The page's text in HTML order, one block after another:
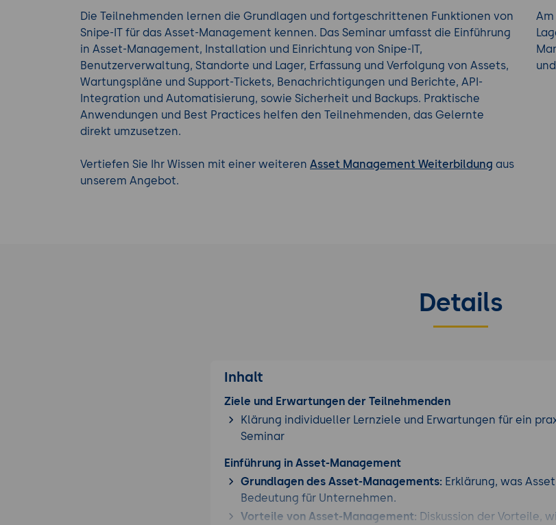
Die Teilnehmenden lernen die Grundlagen und fortgeschrittenen Funktionen von
Snipe-IT für das Asset-Management kennen. Das Seminar umfasst die Einführung
in Asset-Management, Installation und Einrichtung von Snipe-IT,
Benutzerverwaltung, Standorte und Lager, Erfassung und Verfolgung von Assets,
Wartungspläne und Support-Tickets, Benachrichtigungen und Berichte, API-
Integration und Automatisierung, sowie Sicherheit und Backups. Praktische
Anwendungen und Best Practices helfen den Teilnehmenden, das Gelernte
direkt umzusetzen.
Vertiefen Sie Ihr Wissen mit einer weiteren Asset Management Weiterbildung aus
unserem Angebot.
Details
Inhalt
Ziele und Erwartungen der Teilnehmenden
Klärung individueller Lernziele und Erwartungen für ein
Seminar
Einführung in Asset-Management
Grundlagen des Asset-Managements: Erklärung, was
Bedeutung für Unternehmen.
Vorteile von Asset-Management: Diskussion der Vorteile,